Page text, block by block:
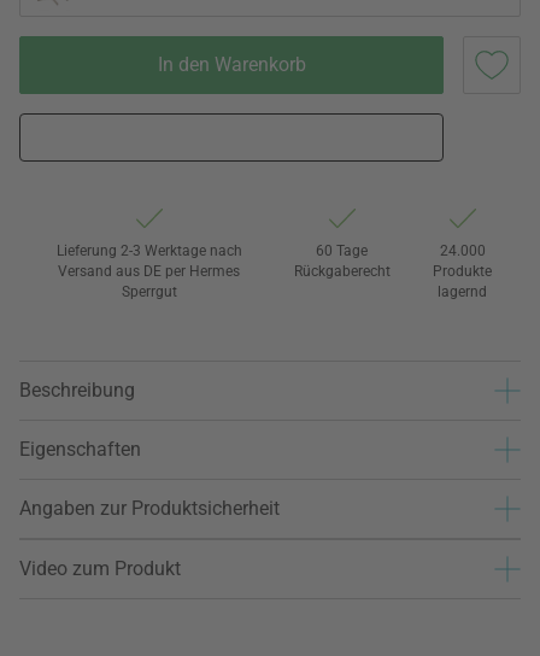
In den Warenkorb
Lieferung 2-3 Werktage nach
Versand aus DE per Hermes
Sperrgut
60 Tage
Rückgaberecht
24.000
Produkte
lagernd
Beschreibung
Eigenschaften
Angaben zur Produktsicherheit
Video zum Produkt